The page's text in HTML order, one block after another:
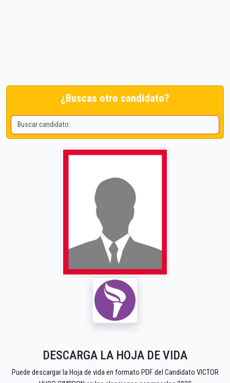
¿Buscas otro candidato?
DESCARGA LA HOJA DE VIDA
Puede descargar la Hoja de vida en formato PDF del Candidato VICTOR